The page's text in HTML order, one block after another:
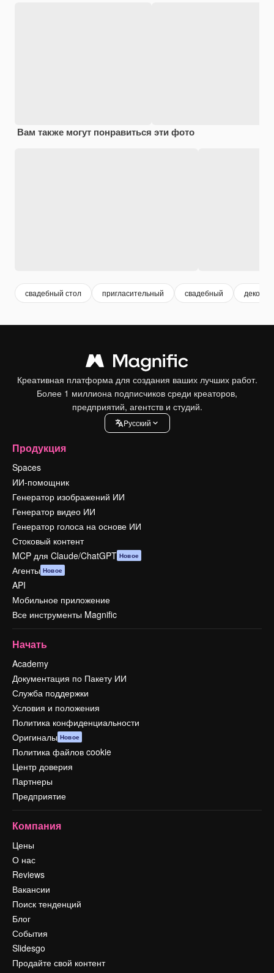
Вам также могут понравиться эти фото
свадебный стол пригласительный свадебный
Креативная платформа для создания ваших лучших работ.
Более 1 миллиона подписчиков среди креаторов,
предприятий, агентств и студий.
Pусский
Продукция
Spaces
ИИ-помощник
Генератор изображений ИИ
Генератор видео ИИ
Генератор голоса на основе ИИ
Стоковый контент
MCP для Claude/ChatGPT Новое
Агенты Новое
API
Мобильное приложение
Все инструменты Magnific
Начать
Academy
Документация по Пакету ИИ
Служба поддержки
Условия и положения
Политика конфиденциальности
Оригиналы Новое
Политика файлов cookie
Центр доверия
Партнеры
Предприятие
Компания
Цены
О нас
Reviews
Вакансии
Поиск тенденций
Блог
События
Slidesgo
Продайте свой контент